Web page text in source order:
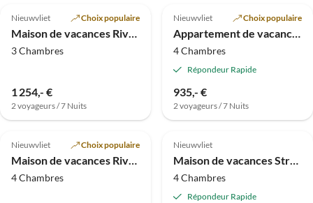
Nieuwvliet Choix populaire
Maison de vacances Rivage 37
3 Chambres
1 254,- €
2 voyageurs / 7 Nuits
Nieuwvliet Choix populaire
Appartement de vacances Rivage 30
4 Chambres
Répondeur Rapide
935,- €
2 voyageurs / 7 Nuits
Annonce
Nieuwvliet Choix populaire
Maison de vacances Rivage 3c
4 Chambres
Nieuwvliet
Maison de vacances Strandmeeuw
4 Chambres
Répondeur Rapide